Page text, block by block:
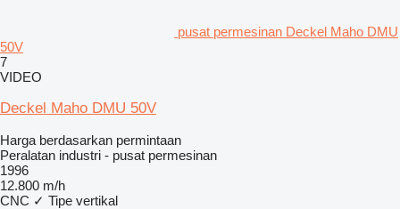
pusat permesinan Deckel Maho DMU
50V
7
VIDEO
Deckel Maho DMU 50V
Harga berdasarkan permintaan
Peralatan industri - pusat permesinan
1996
12.800 m/h
CNC ✓ Tipe vertikal